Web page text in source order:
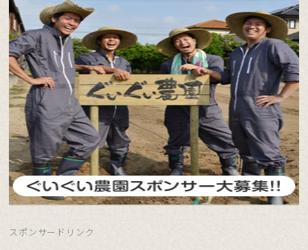
スポンサードリンク